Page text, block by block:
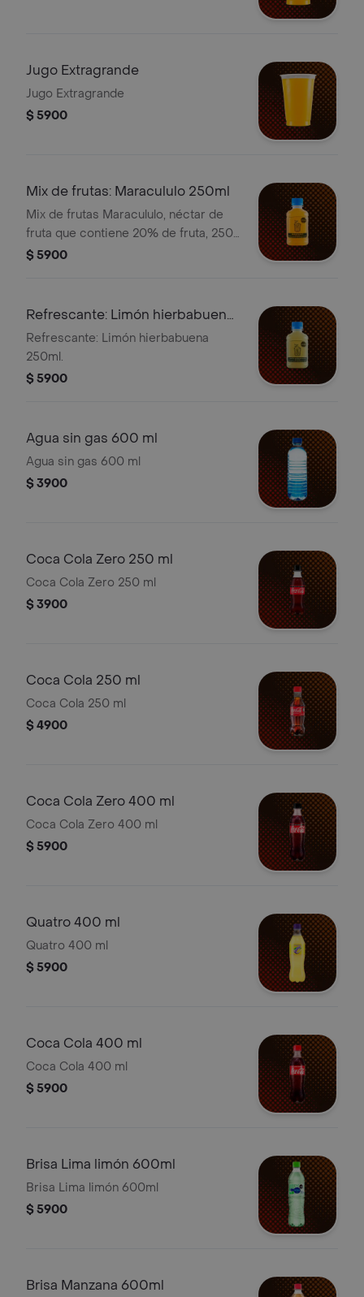
Jugo Extragrande
Jugo Extragrande
$ 5900
Mix de frutas: Maracululo 250ml
Mix de frutas Maracululo, néctar de
fruta que contiene 20% de fruta, 250
ml.
$ 5900
Refrescante: Limón hierbabuena
250ml
Refrescante: Limón hierbabuena
250ml.
$ 5900
Agua sin gas 600 ml
Agua sin gas 600 ml
$ 3900
Coca Cola Zero 250 ml
Coca Cola Zero 250 ml
$ 3900
Coca Cola 250 ml
Coca Cola 250 ml
$ 4900
Coca Cola Zero 400 ml
Coca Cola Zero 400 ml
$ 5900
Quatro 400 ml
Quatro 400 ml
$ 5900
Coca Cola 400 ml
Coca Cola 400 ml
$ 5900
Brisa Lima limón 600ml
Brisa Lima limón 600ml
$ 5900
Brisa Manzana 600ml